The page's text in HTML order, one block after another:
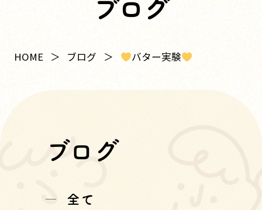
ブログ
HOME ブログ バター実験
ブログ
全て